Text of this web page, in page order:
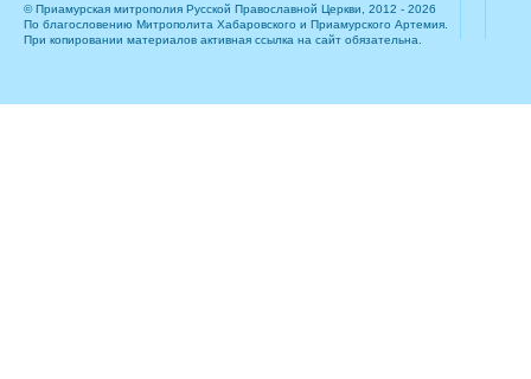
© Приамурская митрополия Русской Православной Церкви, 2012 - 2026
По благословению Митрополита Хабаровского и Приамурского Артемия.
При копировании материалов активная ссылка на сайт обязательна.